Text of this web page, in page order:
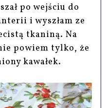
po wejściu do
i wyszłam ze
tkaniną. Na
powiem tylko, że
kawałek.